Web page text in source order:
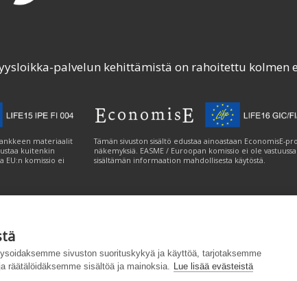
sivuston suorituskykyä ja käyttöä, tarjotaksemme
räätälöidäksemme sisältöä ja mainoksia. Lue lisää evästeistä
palvelun kehittämistä on rahoitettu kolmen
materiaalit
kuitenkin
EU:n komissio ei
Tämän sivuston sisältö edustaa ainoastaan EconomisE-
näkemyksiä. EASME / Euroopan komissio ei ole
sisältämän informaation mahdollisesta käytöstä.
|Saavutettavuusseloste|Evästeasetukset|Lähetä